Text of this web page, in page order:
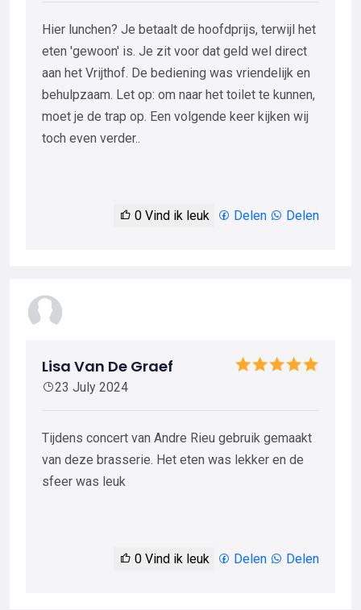
Hier lunchen? Je betaalt de hoofdprijs, terwijl het
eten 'gewoon' is. Je zit voor dat geld wel direct
aan het Vrijthof. De bediening was vriendelijk en
behulpzaam. Let op: om naar het toilet te kunnen,
moet je de trap op. Een volgende keer kijken wij
toch even verder..
0 Vind ik leuk Delen Delen
Lisa Van De Graef
23 July 2024
Tijdens concert van Andre Rieu gebruik gemaakt
van deze brasserie. Het eten was lekker en de
sfeer was leuk
0 Vind ik leuk Delen Delen